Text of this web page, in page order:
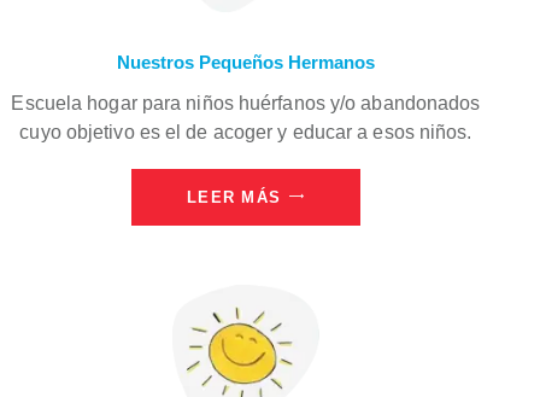
Nuestros Pequeños Hermanos
Escuela hogar para niños huérfanos y/o abandonados
cuyo objetivo es el de acoger y educar a esos niños.
LEER MÁS